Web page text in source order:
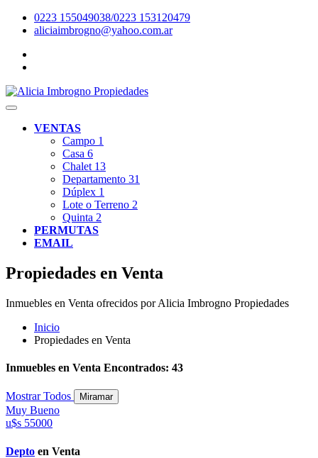
0223 155049038/0223 153120479
aliciaimbrogno@yahoo.com.ar
VENTAS
Campo 1
Casa 6
Chalet 13
Departamento 31
Dúplex 1
Lote o Terreno 2
Quinta 2
PERMUTAS
EMAIL
Propiedades en Venta
Inmuebles en Venta ofrecidos por Alicia Imbrogno Propiedades
Inicio
Propiedades en Venta
Inmuebles en Venta Encontrados: 43
Mostrar Todos Miramar
Muy Bueno
u$s 55000
Depto en Venta